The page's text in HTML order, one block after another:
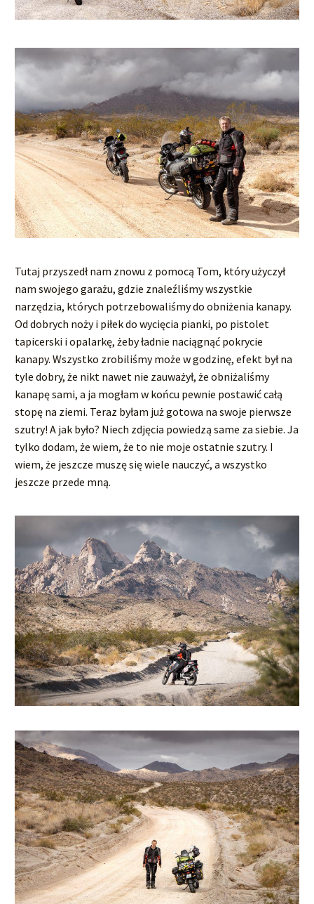
Tutaj przyszedł nam znowu z pomocą Tom, który użyczył
nam swojego garażu, gdzie znaleźliśmy wszystkie
narzędzia, których potrzebowaliśmy do obniżenia kanapy.
Od dobrych noży i piłek do wycięcia pianki, po pistolet
tapicerski i opalarkę, żeby ładnie naciągnąć pokrycie
kanapy. Wszystko zrobiliśmy może w godzinę, efekt był na
tyle dobry, że nikt nawet nie zauważył, że obniżaliśmy
kanapę sami, a ja mogłam w końcu pewnie postawić całą
stopę na ziemi. Teraz byłam już gotowa na swoje pierwsze
szutry! A jak było? Niech zdjęcia powiedzą same za siebie. Ja
tylko dodam, że wiem, że to nie moje ostatnie szutry. I
wiem, że jeszcze muszę się wiele nauczyć, a wszystko
jeszcze przede mną.